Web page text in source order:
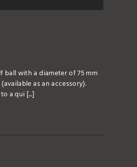
ball with a diameter of 75 mm
as an accessory).
a qui [...]